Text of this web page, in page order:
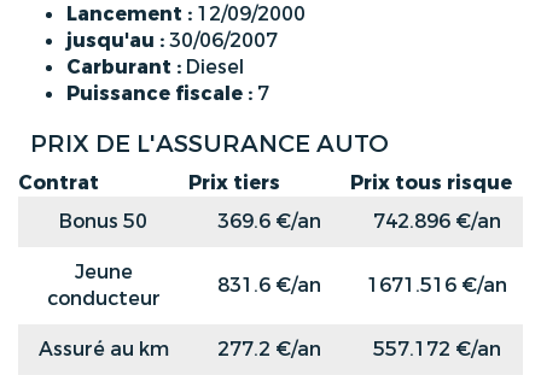
Lancement : 12/09/2000
jusqu'au :30/06/2007
Carburant : Diesel
Puissance fiscale : 7
PRIX DE L'ASSURANCE AUTO
Contrat Prix tiers
Prix tous risque
Bonus 50
369.6 €/an
742.896 €/an
Jeune
conducteur
831.6 €/an 1671.516 €/an
Assuré au km 277.2 €/an 557.172 €/an